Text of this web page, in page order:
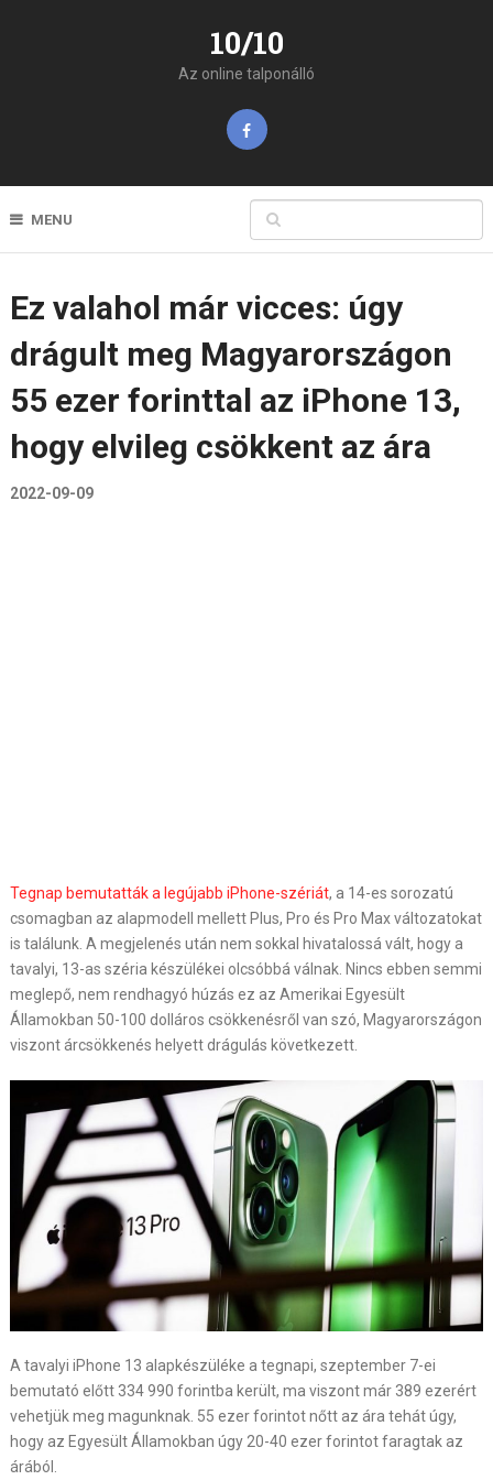
10/10
Az online talponálló
MENU
Ez valahol már vicces: úgy
drágult meg Magyarországon
55 ezer forinttal az iPhone 13,
hogy elvileg csökkent az ára
2022-09-09
Tegnap bemutatták a legújabb iPhone-szériát, a 14-es sorozatú
csomagban az alapmodell mellett Plus, Pro és Pro Max változatokat
is találunk. A megjelenés után nem sokkal hivatalossá vált, hogy a
tavalyi, 13-as széria készülékei olcsóbbá válnak. Nincs ebben semmi
meglepő, nem rendhagyó húzás ez az Amerikai Egyesült
Államokban 50-100 dolláros csökkenésről van szó, Magyarországon
viszont árcsökkenés helyett drágulás következett.
A tavalyi iPhone 13 alapkészüléke a tegnapi, szeptember 7-ei
bemutató előtt 334 990 forintba került, ma viszont már 389 ezerért
vehetjük meg magunknak. 55 ezer forintot nőtt az ára tehát úgy,
hogy az Egyesült Államokban úgy 20-40 ezer forintot faragtak az
árából.